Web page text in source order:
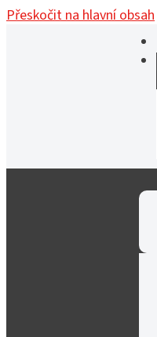
Přeskočit na hlavní obsah